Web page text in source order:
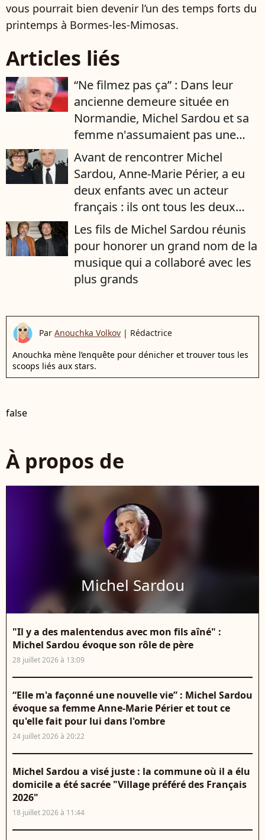
vous pourrait bien devenir l’un des temps forts du
printemps à Bormes-les-Mimosas.
Articles liés
“Ne filmez pas ça” : Dans leur
ancienne demeure située en
Normandie, Michel Sardou et sa
femme n'assumaient pas une
chose précise
Avant de rencontrer Michel
Sardou, Anne-Marie Périer, a eu
deux enfants avec un acteur
français : ils ont tous les deux
très bien réussi leur vie
Les fils de Michel Sardou réunis
pour honorer un grand nom de la
musique qui a collaboré avec les
plus grands
Par Anouchka Volkov | Rédactrice
Anouchka mène l’enquête pour dénicher et trouver tous les
scoops liés aux stars.
false
À propos de
Michel Sardou
"Il y a des malentendus avec mon fils aîné" :
Michel Sardou évoque son rôle de père
28 juillet 2026 à 13:09
“Elle m'a façonné une nouvelle vie” : Michel Sardou
évoque sa femme Anne-Marie Périer et tout ce
qu'elle fait pour lui dans l'ombre
24 juillet 2026 à 20:22
Michel Sardou a visé juste : la commune où il a élu
domicile a été sacrée "Village préféré des Français
2026"
18 juillet 2026 à 11:44